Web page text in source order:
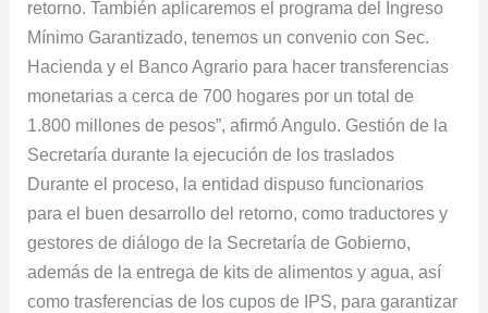
retorno. También aplicaremos el programa del Ingreso
Mínimo Garantizado, tenemos un convenio con Sec.
Hacienda y el Banco Agrario para hacer transferencias
monetarias a cerca de 700 hogares por un total de
1.800 millones de pesos”, afirmó Angulo. Gestión de la
Secretaría durante la ejecución de los traslados
Durante el proceso, la entidad dispuso funcionarios
para el buen desarrollo del retorno, como traductores y
gestores de diálogo de la Secretaría de Gobierno,
además de la entrega de kits de alimentos y agua, así
como trasferencias de los cupos de IPS, para garantizar